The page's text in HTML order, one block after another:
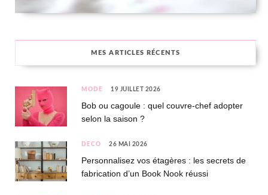
MES ARTICLES RÉCENTS
MODE 19 JUILLET 2026
Bob ou cagoule : quel couvre-chef adopter
selon la saison ?
DÉCO 26 MAI 2026
Personnalisez vos étagères : les secrets de
fabrication d’un Book Nook réussi